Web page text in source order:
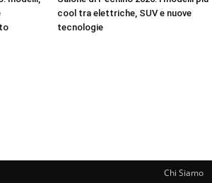
cool tra elettriche, SUV e nuove
tecnologie
Chi Siamo